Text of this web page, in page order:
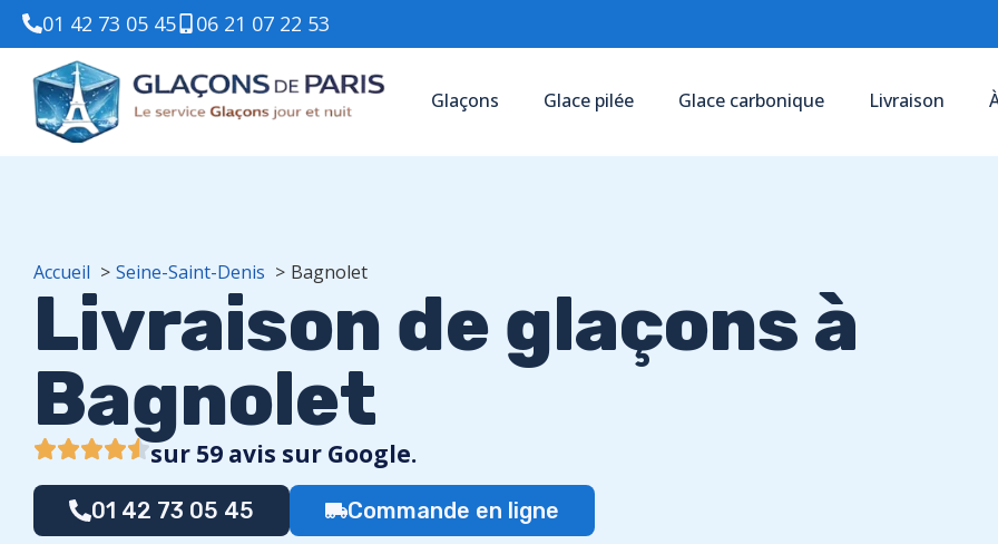
01 42 73 05 45 06 21 07 22 53
Glaçons Glace pilée Glace carbonique Livraison
Accueil Seine-Saint-Denis Bagnolet
Livraison de glaçons à
Bagnolet
sur 59 avis sur Google.
01 42 73 05 45 Commande en ligne